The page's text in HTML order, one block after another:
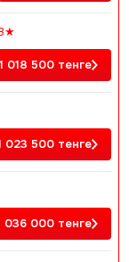
1 018 500 тенге
023 500 тенге
036 000 тенге